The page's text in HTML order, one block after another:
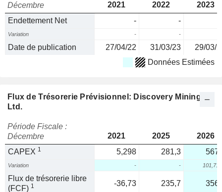
Décembre
2021 2022
2023
Endettement Net
- -
Variation - -
Date de publication 27/04/22 31/03/23
29/03/
Données Estimées
Flux de Trésorerie Prévisionnel: Discovery Mining
Ltd.
Période Fiscale :
Décembre
2021 2025
2026
CAPEX 1 5,298 281,3
Variation - - 101,71
Flux de trésorerie libre
(FCF) 1 -36,73 235,7